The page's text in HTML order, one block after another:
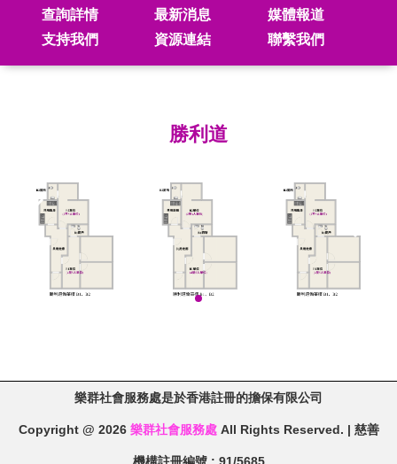
查詢詳情
最新消息
媒體報道
支持我們
資源連結 ​聯繫我們
勝利道
樂群社會服務處是於香港註冊的擔保有限公司
Copyright @ 2026 樂群社會服務處All Rights Reserved. | 慈善